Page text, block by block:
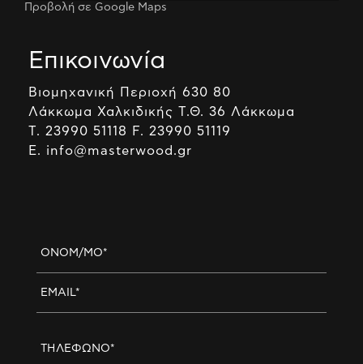
Προβολή σε Google Maps
Επικοινωνία
Βιομηχανική Περιοχή 630 80
Λάκκωμα Χαλκιδικής Τ.Θ. 36 Λάκκωμα
Τ. 23990 51118 F. 23990 51119
E. info@masterwood.gr
ΟΝΟΜ/ΜΟ*
EMAIL*
ΤΗΛΕΦΩΝΟ*